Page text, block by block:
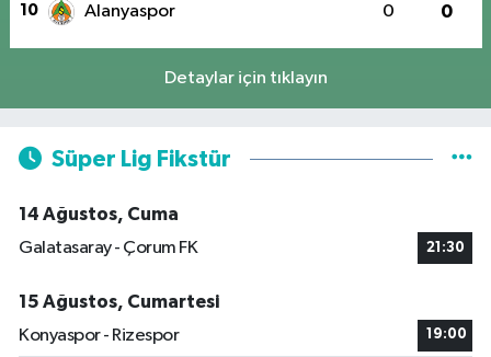
10 Alanyaspor 0 0
Detaylar için tıklayın
Süper Lig Fikstür
14 Ağustos, Cuma
Galatasaray - Çorum FK
21:30
15 Ağustos, Cumartesi
Konyaspor - Rizespor
19:00